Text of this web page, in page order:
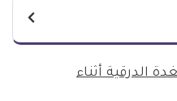
الدرقية أثناء